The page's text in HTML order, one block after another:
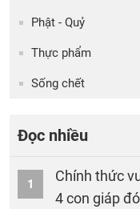
Phật - Quỷ
Thực phẩm
Sống chết
Đọc nhiều
1
Chính thức
4 con giáp